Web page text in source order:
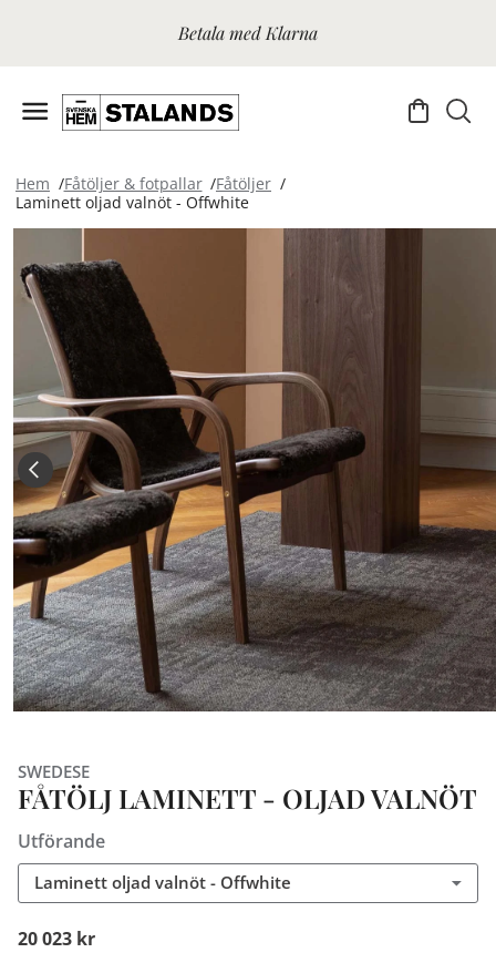
Betala med Klarna
Hem Fåtöljer & fotpallar
Fåtöljer
Laminett oljad valnöt - Offwhite
SWEDESE
FÅTÖLJ LAMINETT - OLJAD VALNÖT
Utförande
Laminett oljad valnöt - Offwhite
20 023 kr